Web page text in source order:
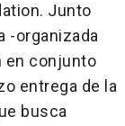
Junto
-organizada
en conjunto
entrega de la
busca